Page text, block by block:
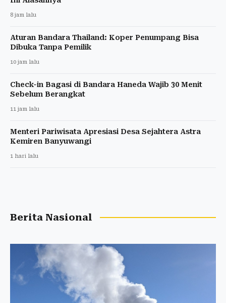
8 jam lalu
Aturan Bandara Thailand: Koper Penumpang Bisa
Dibuka Tanpa Pemilik
10 jam lalu
Check-in Bagasi di Bandara Haneda Wajib 30 Menit
Sebelum Berangkat
11 jam lalu
Menteri Pariwisata Apresiasi Desa Sejahtera Astra
Kemiren Banyuwangi
1 hari lalu
Berita Nasional